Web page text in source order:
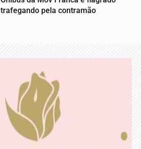
trafegando pela contramão